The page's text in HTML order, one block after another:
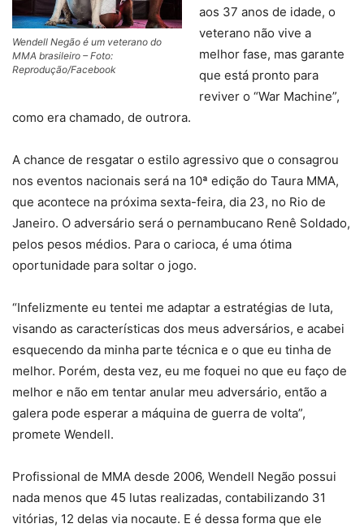
Wendell Negão é um veterano do
MMA brasileiro – Foto:
Reprodução/Facebook
aos 37 anos de idade, o
veterano não vive a
melhor fase, mas garante
que está pronto para
reviver o “War Machine”,
como era chamado, de outrora.
A chance de resgatar o estilo agressivo que o consagrou
nos eventos nacionais será na 10ª edição do Taura MMA,
que acontece na próxima sexta-feira, dia 23, no Rio de
Janeiro. O adversário será o pernambucano Renê Soldado,
pelos pesos médios. Para o carioca, é uma ótima
oportunidade para soltar o jogo.
“Infelizmente eu tentei me adaptar a estratégias de luta,
visando as características dos meus adversários, e acabei
esquecendo da minha parte técnica e o que eu tinha de
melhor. Porém, desta vez, eu me foquei no que eu faço de
melhor e não em tentar anular meu adversário, então a
galera pode esperar a máquina de guerra de volta”,
promete Wendell.
Profissional de MMA desde 2006, Wendell Negão possui
nada menos que 45 lutas realizadas, contabilizando 31
vitórias, 12 delas via nocaute. E é dessa forma que ele